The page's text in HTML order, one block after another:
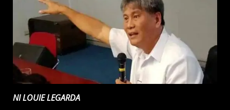
NI LOUIE LEGARDA